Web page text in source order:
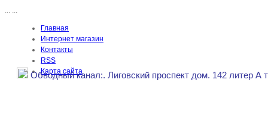
... ...
Главная
Интернет магазин
Контакты
RSS
Карта сайта
Обводный канал:. Лиговский проспект дом. 142 литер А